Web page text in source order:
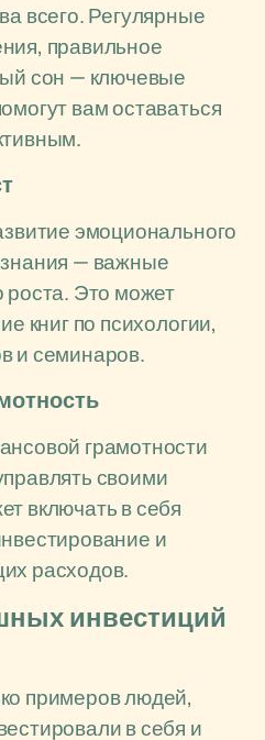
всего. Регулярные
правильное
сон — ключевые
вам оставаться
эмоционального
— важные
роста. Это может
книг по психологии,
и семинаров.
грамотности
своими
включать в себя
и
расходов.
инвестиций
примеров людей,
в себя и